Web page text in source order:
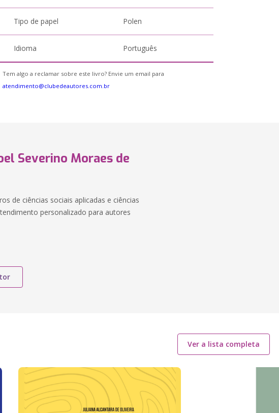
Tipo de papel Polen
Idioma Português
Tem algo a reclamar sobre este livro? Envie um email para
atendimento@clubedeautores.com.br
Severino Moraes de
de ciências sociais aplicadas e ciências
personalizado para autores
Ver a lista completa